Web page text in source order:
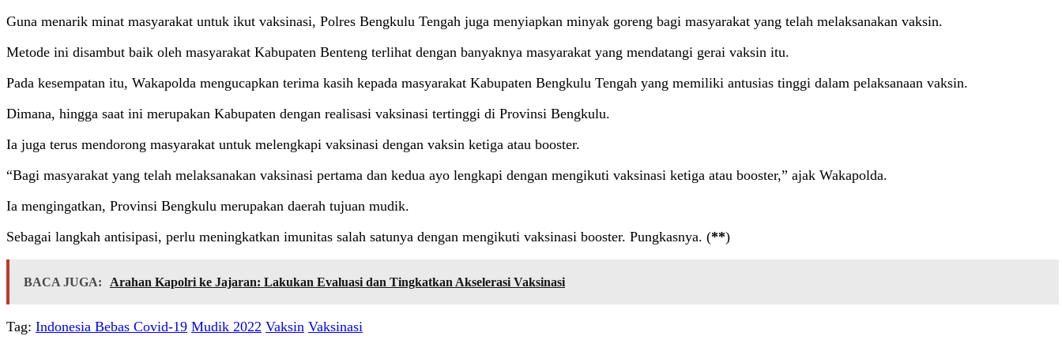
Guna menarik minat masyarakat untuk ikut vaksinasi, Polres Bengkulu Tengah juga menyiapkan minyak goreng bagi masyarakat yang telah melaksanakan vaksin.
Metode ini disambut baik oleh masyarakat Kabupaten Benteng terlihat dengan banyaknya masyarakat yang mendatangi gerai vaksin itu.
Pada kesempatan itu, Wakapolda mengucapkan terima kasih kepada masyarakat Kabupaten Bengkulu Tengah yang memiliki antusias tinggi dalam pelaksanaan vaksin.
Dimana, hingga saat ini merupakan Kabupaten dengan realisasi vaksinasi tertinggi di Provinsi Bengkulu.
Ia juga terus mendorong masyarakat untuk melengkapi vaksinasi dengan vaksin ketiga atau booster.
“Bagi masyarakat yang telah melaksanakan vaksinasi pertama dan kedua ayo lengkapi dengan mengikuti vaksinasi ketiga atau booster,” ajak Wakapolda.
Ia mengingatkan, Provinsi Bengkulu merupakan daerah tujuan mudik.
Sebagai langkah antisipasi, perlu meningkatkan imunitas salah satunya dengan mengikuti vaksinasi booster. Pungkasnya. (**)
BACA JUGA: Arahan Kapolri ke Jajaran: Lakukan Evaluasi dan Tingkatkan Akselerasi Vaksinasi
Tag: Indonesia Bebas Covid-19 Mudik 2022 Vaksin Vaksinasi